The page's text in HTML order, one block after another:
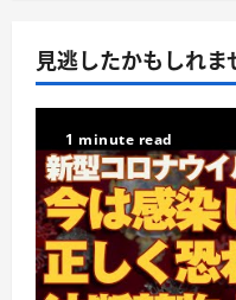
見逃したかもしれま
1 minute read